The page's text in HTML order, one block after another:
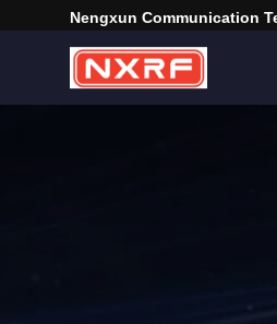
Nengxun Communication